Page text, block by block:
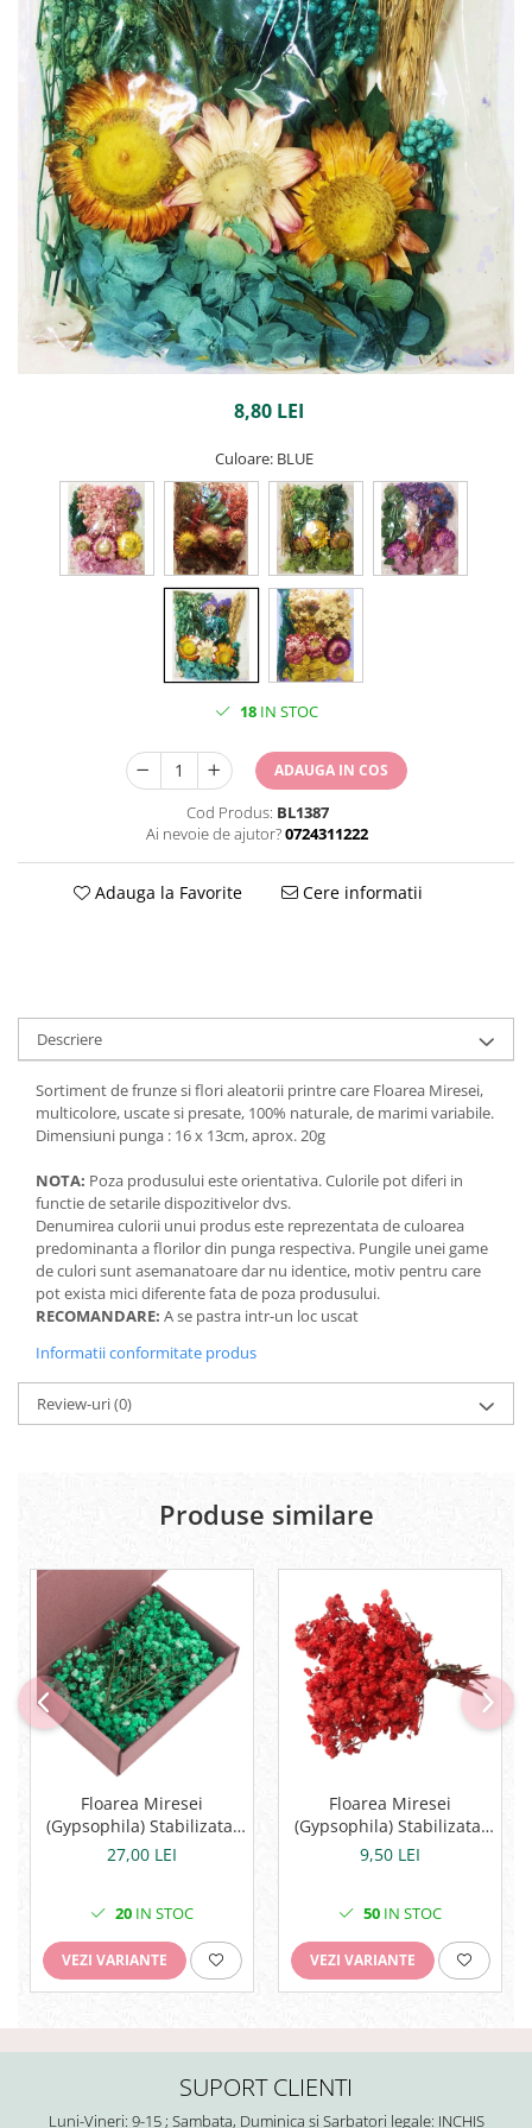
8,80 LEI
Culoare: BLUE
18IN STOC
ADAUGA IN COS
Cod Produs: BL1387
Ai nevoie de ajutor?0724311222
Adauga la Favorite Cere informatii
Descriere
Sortiment de frunze si flori aleatorii printre care Floarea Miresei,
multicolore, uscate si presate, 100% naturale,de marimi variabile.
Dimensiuni punga : 16 x 13cm, aprox. 20g
NOTA: Poza produsului este orientativa. Culorile pot diferi in
functie de setarile dispozitivelor dvs.
Denumirea culorii unui produs este reprezentata de culoarea
predominanta a florilor din punga respectiva. Pungile unei game
de culori sunt asemanatoare dar nu identice, motiv pentru care
pot exista mici diferente fata de poza produsului.
RECOMANDARE: A se pastra intr-un loc uscat
Informatii conformitate produs
Review-uri(0)
Produse similare
Floarea Miresei
(Gypsophila) Stabilizata,
L10cm - Buchet 100 fire
27,00 LEI
20 IN STOC
VEZI VARIANTE
Floarea Miresei
(Gypsophila) Stabilizata,
L15cm - Buchet 15g
9,50 LEI
50 IN STOC
VEZI VARIANTE
SUPORT CLIENTI
Luni-Vineri: 9-15 ; Sambata, Duminica si Sarbatori legale: INCHIS